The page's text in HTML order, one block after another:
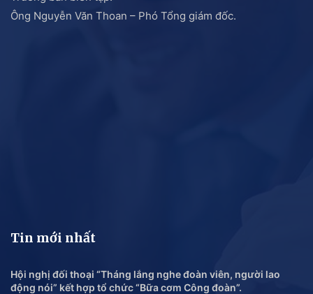
Ông Nguyễn Văn Thoan – Phó Tổng giám đốc.
Tin mới nhất
Hội nghị đối thoại “Tháng lắng nghe đoàn viên, người lao
động nói” kết hợp tổ chức “Bữa cơm Công đoàn”.